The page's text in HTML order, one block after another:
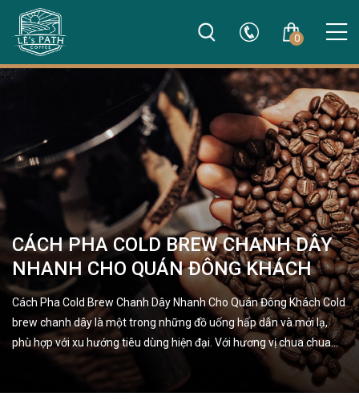
0
CÁCH PHA COLD BREW CHANH DÂY
NHANH CHO QUÁN ĐÔNG KHÁCH
Cách Pha Cold Brew Chanh Dây Nhanh Cho Quán Đông Khách Cold
brew chanh dây là một trong những đồ uống hấp dẫn và mới lạ,
phù hợp với xu hướng tiêu dùng hiện đại. Với hương vị chua chua…